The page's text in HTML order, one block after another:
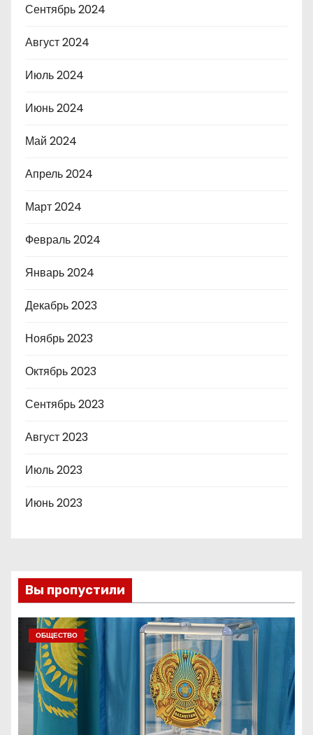
Сентябрь 2024
Август 2024
Июль 2024
Июнь 2024
Май 2024
Апрель 2024
Март 2024
Февраль 2024
Январь 2024
Декабрь 2023
Ноябрь 2023
Октябрь 2023
Сентябрь 2023
Август 2023
Июль 2023
Июнь 2023
Вы пропустили
ОБЩЕСТВО